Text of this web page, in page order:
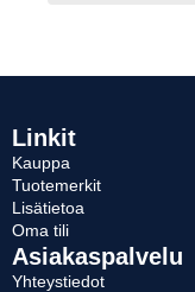
Linkit
Kauppa
Tuotemerkit
Lisätietoa
Oma tili
Asiakaspalvelu
Yhteystiedot